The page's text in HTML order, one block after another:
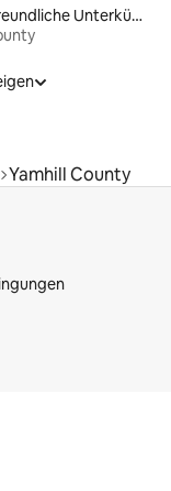
Haustierfreundliche Unterkünfte
Yamhill County